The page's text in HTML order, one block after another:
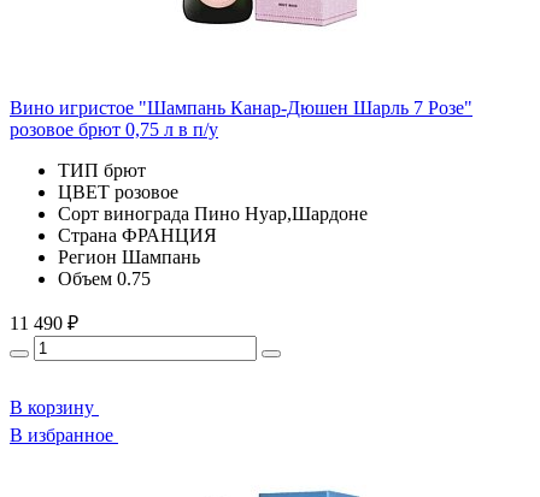
Вино игристое "Шампань Канар-Дюшен Шарль 7 Розе"
розовое брют 0,75 л в п/у
ТИП брют
ЦВЕТ розовое
Сорт винограда Пино Нуар,Шардоне
Страна ФРАНЦИЯ
Регион Шампань
Объем 0.75
11 490 ₽
В корзину
В избранное